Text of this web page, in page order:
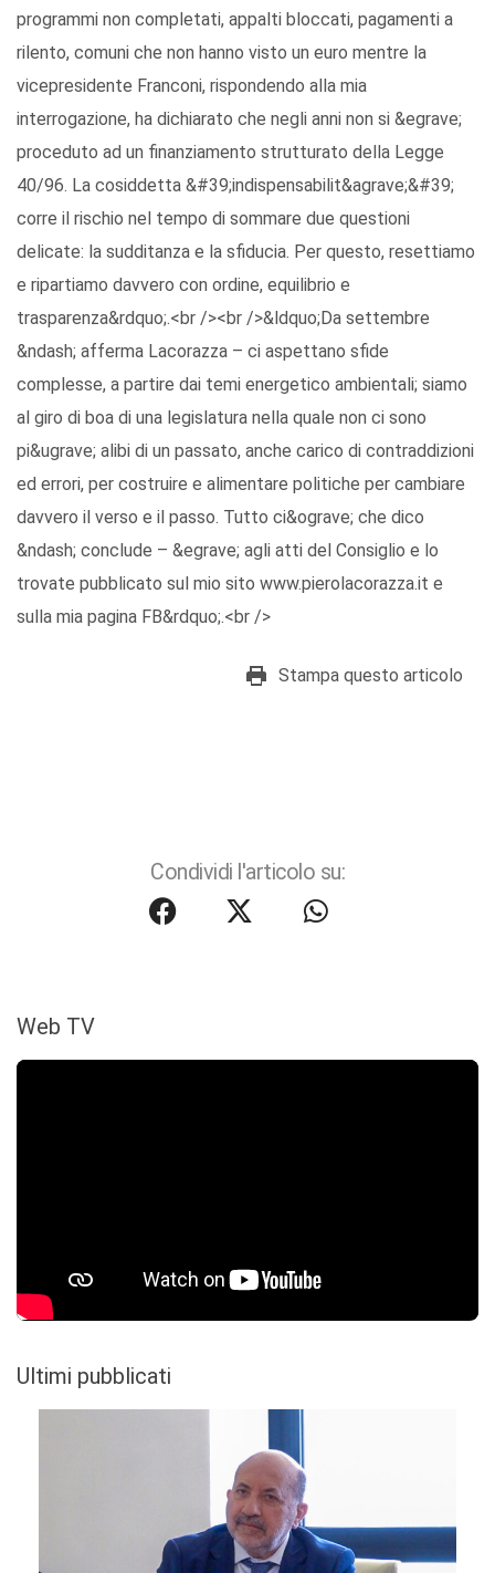
programmi non completati, appalti bloccati, pagamenti a
rilento, comuni che non hanno visto un euro mentre la
vicepresidente Franconi, rispondendo alla mia
interrogazione, ha dichiarato che negli anni non si &egrave;
proceduto ad un finanziamento strutturato della Legge
40/96. La cosiddetta &#39;indispensabilit&agrave;&#39;
corre il rischio nel tempo di sommare due questioni
delicate: la sudditanza e la sfiducia. Per questo, resettiamo
e ripartiamo davvero con ordine, equilibrio e
trasparenza&rdquo;.<br /><br />&ldquo;Da settembre
&ndash; afferma Lacorazza – ci aspettano sfide
complesse, a partire dai temi energetico ambientali; siamo
al giro di boa di una legislatura nella quale non ci sono
pi&ugrave; alibi di un passato, anche carico di contraddizioni
ed errori, per costruire e alimentare politiche per cambiare
davvero il verso e il passo. Tutto ci&ograve; che dico
&ndash; conclude – &egrave; agli atti del Consiglio e lo
trovate pubblicato sul mio sito www.pierolacorazza.it e
sulla mia pagina FB&rdquo;.<br />
Stampa questo articolo
Condividi l'articolo su:
Web TV
Ultimi pubblicati